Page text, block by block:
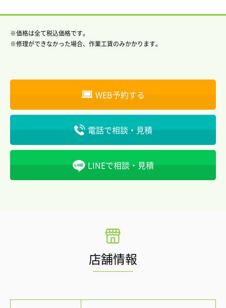
価格は全て税込価格です。
修理ができなかった場合、作業工賃のみかかります。
WEB予約する
電話で相談・見積
LINEで相談・見積
店舗情報